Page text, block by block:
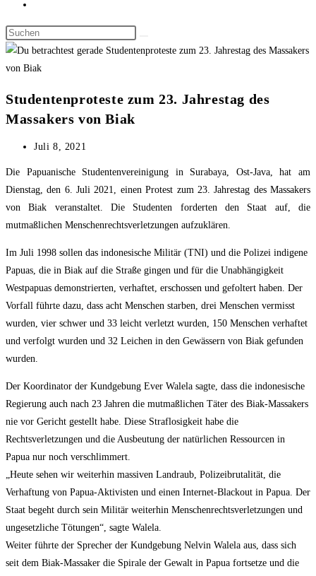
umschalten
Diese
Website
durchsuchen
Studentenproteste zum 23. Jahrestag des
Massakers von Biak
Beitrag
Juli 8, 2021
Die Papuanische Studentenvereinigung in Surabaya, Ost-Java, hat am
Dienstag, den 6. Juli 2021, einen Protest zum 23. Jahrestag des Massakers
von Biak veranstaltet. Die Studenten forderten den Staat auf, die
mutmaßlichen Menschenrechtsverletzungen aufzuklären.
Im Juli 1998 sollen das indonesische Militär (TNI) und die Polizei indigene
Papuas, die in Biak auf die Straße gingen und für die Unabhängigkeit
Westpapuas demonstrierten, verhaftet, erschossen und gefoltert haben. Der
Vorfall führte dazu, dass acht Menschen starben, drei Menschen vermisst
wurden, vier schwer und 33 leicht verletzt wurden, 150 Menschen verhaftet
und verfolgt wurden und 32 Leichen in den Gewässern von Biak gefunden
wurden.
Der Koordinator der Kundgebung Ever Walela sagte, dass die indonesische
Regierung auch nach 23 Jahren die mutmaßlichen Täter des Biak-Massakers
nie vor Gericht gestellt habe. Diese Straflosigkeit habe die
Rechtsverletzungen und die Ausbeutung der natürlichen Ressourcen in
Papua nur noch verschlimmert.
„Heute sehen wir weiterhin massiven Landraub, Polizeibrutalität, die
Verhaftung von Papua-Aktivisten und einen Internet-Blackout in Papua. Der
Staat begeht durch sein Militär weiterhin Menschenrechtsverletzungen und
ungesetzliche Tötungen“, sagte Walela.
Weiter führte der Sprecher der Kundgebung Nelvin Walela aus, dass sich
seit dem Biak-Massaker die Spirale der Gewalt in Papua fortsetze und die